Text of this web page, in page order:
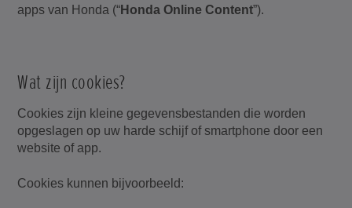
apps van Honda (“Honda Online Content”).
Wat zijn cookies?
Cookies zijn kleine gegevensbestanden die worden
opgeslagen op uw harde schijf of smartphone door een
website of app.
Cookies kunnen bijvoorbeeld: